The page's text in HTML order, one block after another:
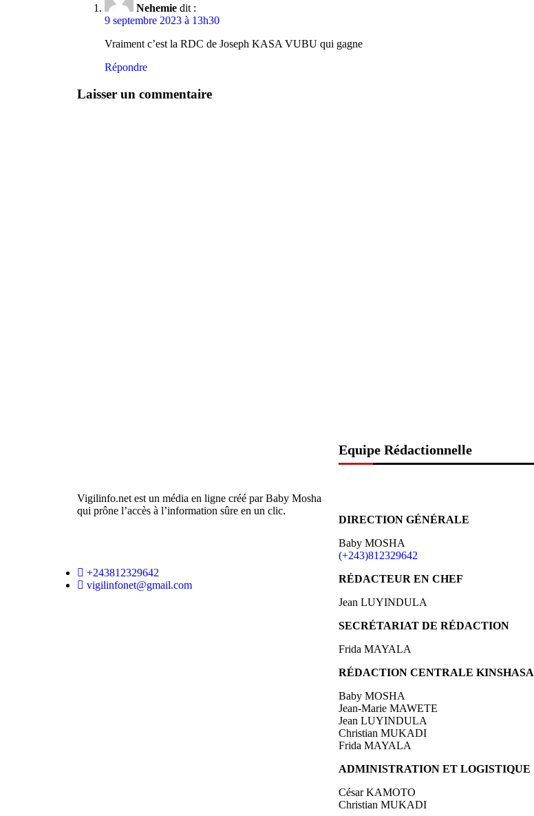
Nehemie dit :
9 septembre 2023 à 13h30
Vraiment c’est la RDC de Joseph KASA VUBU qui gagne
Répondre
Laisser un commentaire
Vigilinfo.net est un média en ligne créé par Baby Mosha
qui prône l’accès à l’information sûre en un clic.
+243812329642
vigilinfonet@gmail.com
Equipe Rédactionnelle
DIRECTION GÉNÉRALE
Baby MOSHA
(+243)812329642
RÉDACTEUR EN CHEF
Jean LUYINDULA
SECRÉTARIAT DE RÉDACTION
Frida MAYALA
RÉDACTION CENTRALE KINSHASA
Baby MOSHA
Jean-Marie MAWETE
Jean LUYINDULA
Christian MUKADI
Frida MAYALA
ADMINISTRATION ET LOGISTIQUE
César KAMOTO
Christian MUKADI